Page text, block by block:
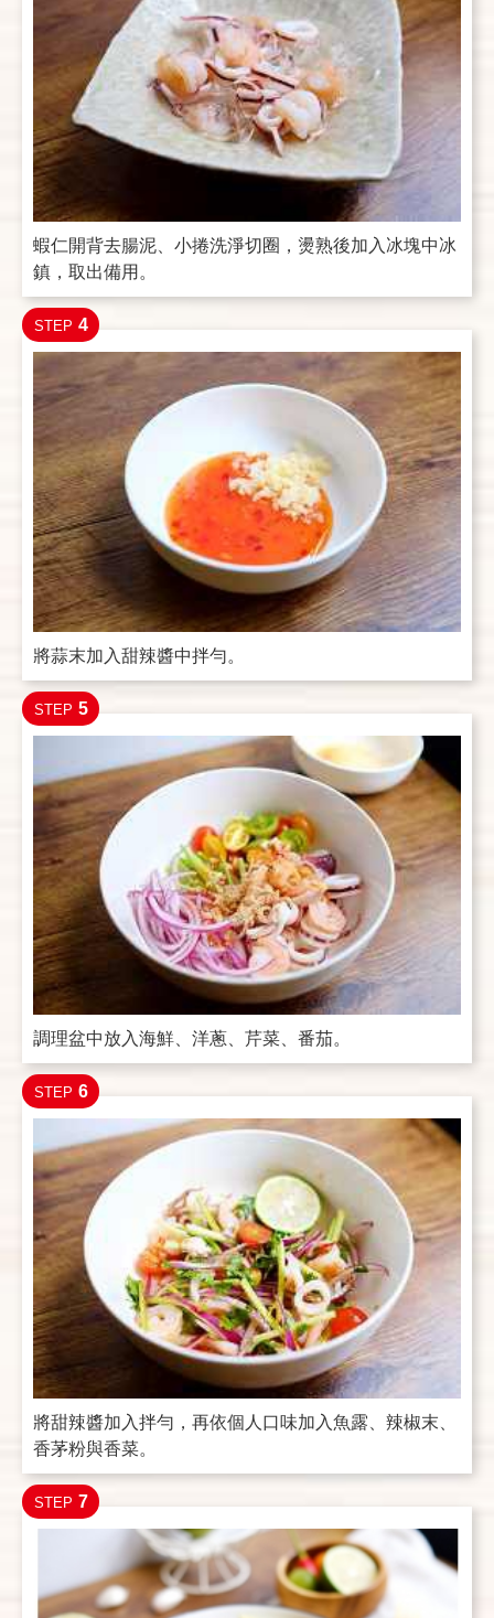
蝦仁開背去腸泥、小捲洗淨切圈，燙熟後加入冰塊中冰
鎮，取出備用。
STEP 4
將蒜末加入甜辣醬中拌勻。
STEP 5
調理盆中放入海鮮、洋蔥、芹菜、番茄。
STEP 6
將甜辣醬加入拌勻，再依個人口味加入魚露、辣椒末、
香茅粉與香菜。
STEP 7